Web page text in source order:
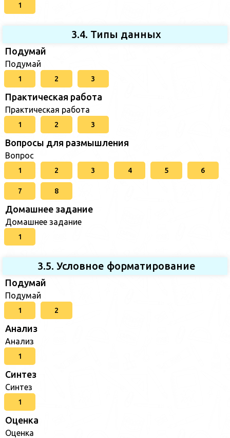
1
3.4. Типы данных
Подумай
Подумай
1 2 3
Практическая работа
Практическая работа
1 2 3
Вопросы для размышления
Вопрос
1 2 3 4 5 6
7 8
Домашнее задание
Домашнее задание
1
3.5. Условное форматирование
Подумай
Подумай
1 2
Анализ
Анализ
1
Синтез
Синтез
1
Оценка
Оценка